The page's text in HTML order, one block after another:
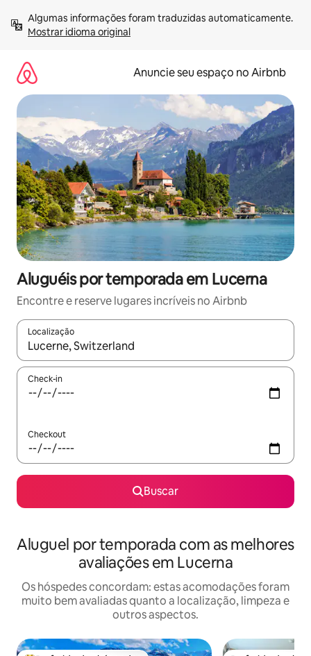
para
Mostrar idioma original
Anuncie seu espaço no Airbnb
Aluguéis por temporada em Lucerna
Encontre e reserve lugares incríveis no Airbnb
Localização
Quando os resultados estiverem disponíveis, explore-os
Check-in
Checkout
Buscar
Aluguel por temporada com as melhores
avaliações em Lucerna
Os hóspedes concordam: estas acomodações foram
muito bem avaliadas quanto a localização, limpeza e
outros aspectos.